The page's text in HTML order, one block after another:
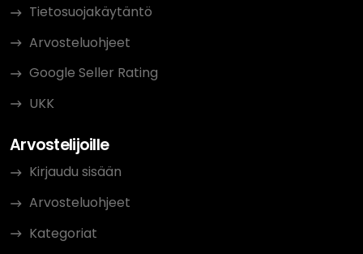
Tietosuojakäytäntö
Arvosteluohjeet
Google Seller Rating
UKK
Arvostelijoille
Kirjaudu sisään
Arvosteluohjeet
Kategoriat